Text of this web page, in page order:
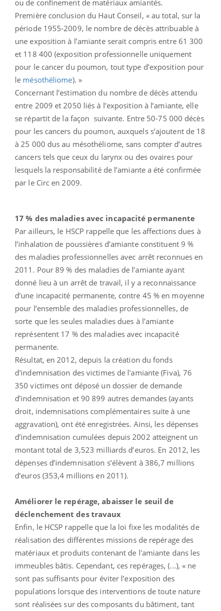
ou de confinement de matériaux amiantés.
Première conclusion du Haut Conseil, « au total, sur la
période 1955-2009, le nombre de décès attribuable à
une exposition à l’amiante serait compris entre 61 300
et 118 400 (exposition professionnelle uniquement
pour le cancer du poumon, tout type d’exposition pour
le mésothéliome). »
Concernant l’estimation du nombre de décès attendu
entre 2009 et 2050 liés à l’exposition à l’amiante, elle
se répartit de la façon suivante. Entre 50-75 000 décès
pour les cancers du poumon, auxquels s’ajoutent de 18
à 25 000 dus au mésothéliome, sans compter d’autres
cancers tels que ceux du larynx ou des ovaires pour
lesquels la responsabilité de l’amiante a été confirmée
par le Circ en 2009.
17 % des maladies avec incapacité permanente
Par ailleurs, le HSCP rappelle que les affections dues à
l’inhalation de poussières d’amiante constituent 9 %
des maladies professionnelles avec arrêt reconnues en
2011. Pour 89 % des maladies de l’amiante ayant
donné lieu à un arrêt de travail, il y a reconnaissance
d’une incapacité permanente, contre 45 % en moyenne
pour l’ensemble des maladies professionnelles, de
sorte que les seules maladies dues à l’amiante
représentent 17 % des maladies avec incapacité
permanente.
Résultat, en 2012, depuis la création du fonds
d'indemnisation des victimes de l'amiante (Fiva), 76
350 victimes ont déposé un dossier de demande
d’indemnisation et 90 899 autres demandes (ayants
droit, indemnisations complémentaires suite à une
aggravation), ont été enregistrées. Ainsi, les dépenses
d’indemnisation cumulées depuis 2002 atteignent un
montant total de 3,523 milliards d’euros. En 2012, les
dépenses d’indemnisation s’élèvent à 386,7 millions
d’euros (353,4 millions en 2011).
Améliorer le repérage, abaisser le seuil de
déclenchement des travaux
Enfin, le HCSP rappelle que la loi fixe les modalités de
réalisation des différentes missions de repérage des
matériaux et produits contenant de l'amiante dans les
immeubles bâtis. Cependant, ces repérages, (...), « ne
sont pas suffisants pour éviter l’exposition des
populations lorsque des interventions de toute nature
sont réalisées sur des composants du bâtiment, tant